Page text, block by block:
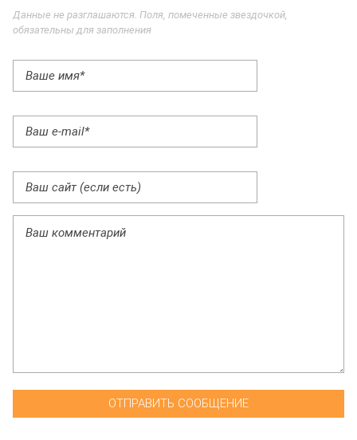
Данные не разглашаются. Поля, помеченные звездочкой,
обязательны для заполнения